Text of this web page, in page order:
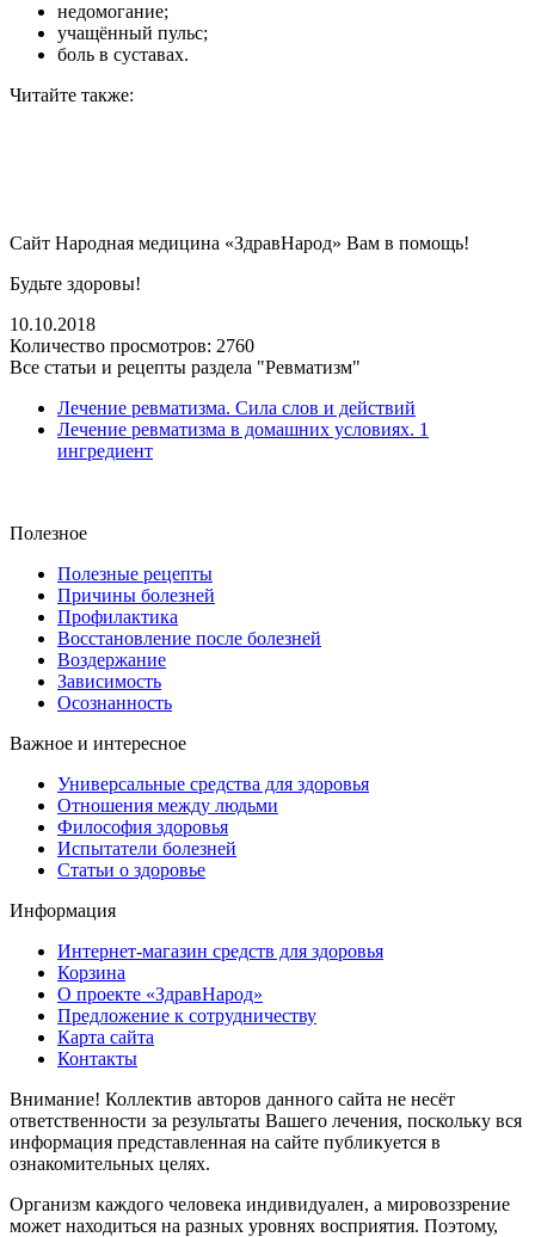
недомогание;
учащённый пульс;
боль в суставах.
Читайте также:
Сайт Народная медицина «ЗдравНарод» Вам в помощь!
Будьте здоровы!
10.10.2018
Количество просмотров: 2760
Все статьи и рецепты раздела "Ревматизм"
Лечение ревматизма. Сила слов и действий
Лечение ревматизма в домашних условиях. 1
ингредиент
Полезное
Полезные рецепты
Причины болезней
Профилактика
Восстановление после болезней
Воздержание
Зависимость
Осознанность
Важное и интересное
Универсальные средства для здоровья
Отношения между людьми
Философия здоровья
Испытатели болезней
Статьи о здоровье
Информация
Интернет-магазин средств для здоровья
Корзина
О проекте «ЗдравНарод»
Предложение к сотрудничеству
Карта сайта
Контакты
Внимание! Коллектив авторов данного сайта не несёт
ответственности за результаты Вашего лечения, поскольку вся
информация представленная на сайте публикуется в
ознакомительных целях.
Организм каждого человека индивидуален, а мировоззрение
может находиться на разных уровнях восприятия. Поэтому,